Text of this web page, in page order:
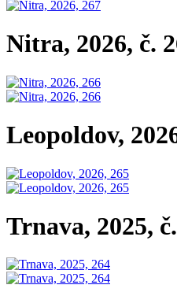
Nitra, 2026, č.
Leopoldov,
Trnava, 2025,